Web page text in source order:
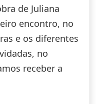
de Juliana
encontro, no
e os diferentes
no
receber a